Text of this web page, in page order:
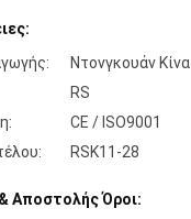
Ντονγκουάν Κίνα
RS
CE / ISO9001
RSK11-28
Αποστολής Όροι: